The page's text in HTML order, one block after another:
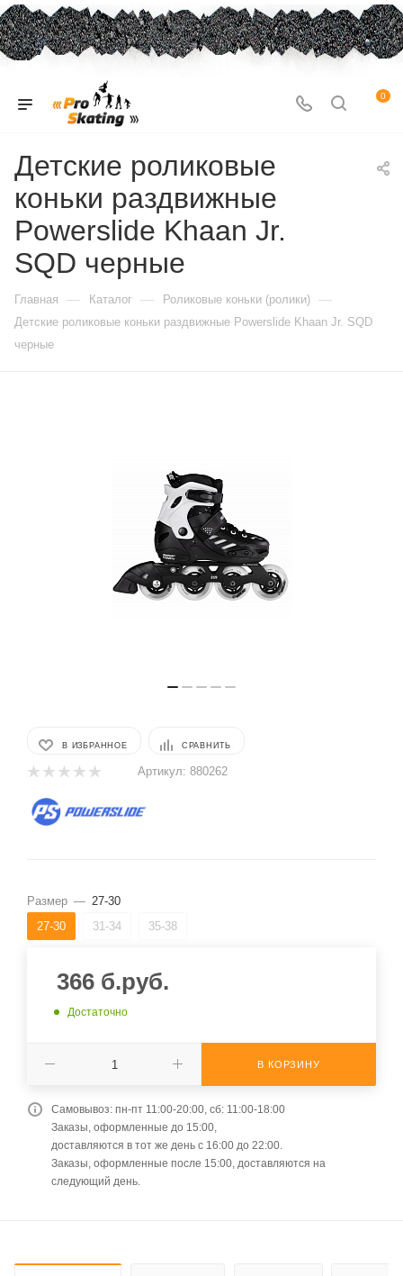
0
Детские роликовые
коньки раздвижные
Powerslide Khaan Jr.
SQD черные
Главная — Каталог — Роликовые коньки (ролики) —
Детские роликовые коньки раздвижные Powerslide Khaan Jr. SQD
черные
В ИЗБРАННОЕ СРАВНИТЬ
Артикул: 880262
Размер — 27-30
27-30
31-34 35-38
366 б.руб.
Достаточно
В КОРЗИНУ
Самовывоз: пн-пт 11:00-20:00, сб: 11:00-18:00
Заказы, оформленные до 15:00,
доставляются в тот же день с 16:00 до 22:00.
Заказы, оформленные после 15:00, доставляются на
следующий день.